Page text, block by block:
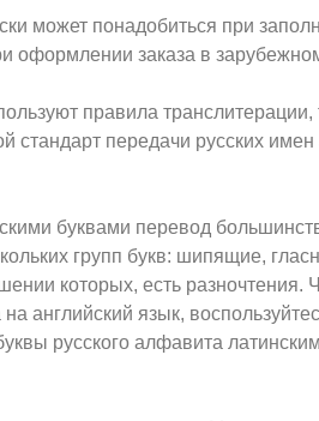
может понадобиться при
оформлении заказа в
правила транслитерации,
стандарт передачи русских
буквами перевод
групп букв: шипящие,
которых, есть разночтения.
английский язык,
русского алфавита